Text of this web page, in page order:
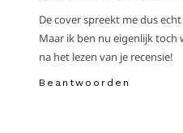
De cover spreekt me dus
Maar ik ben nu eigenlijk toch
na het lezen van je recensie!
Beantwoorden